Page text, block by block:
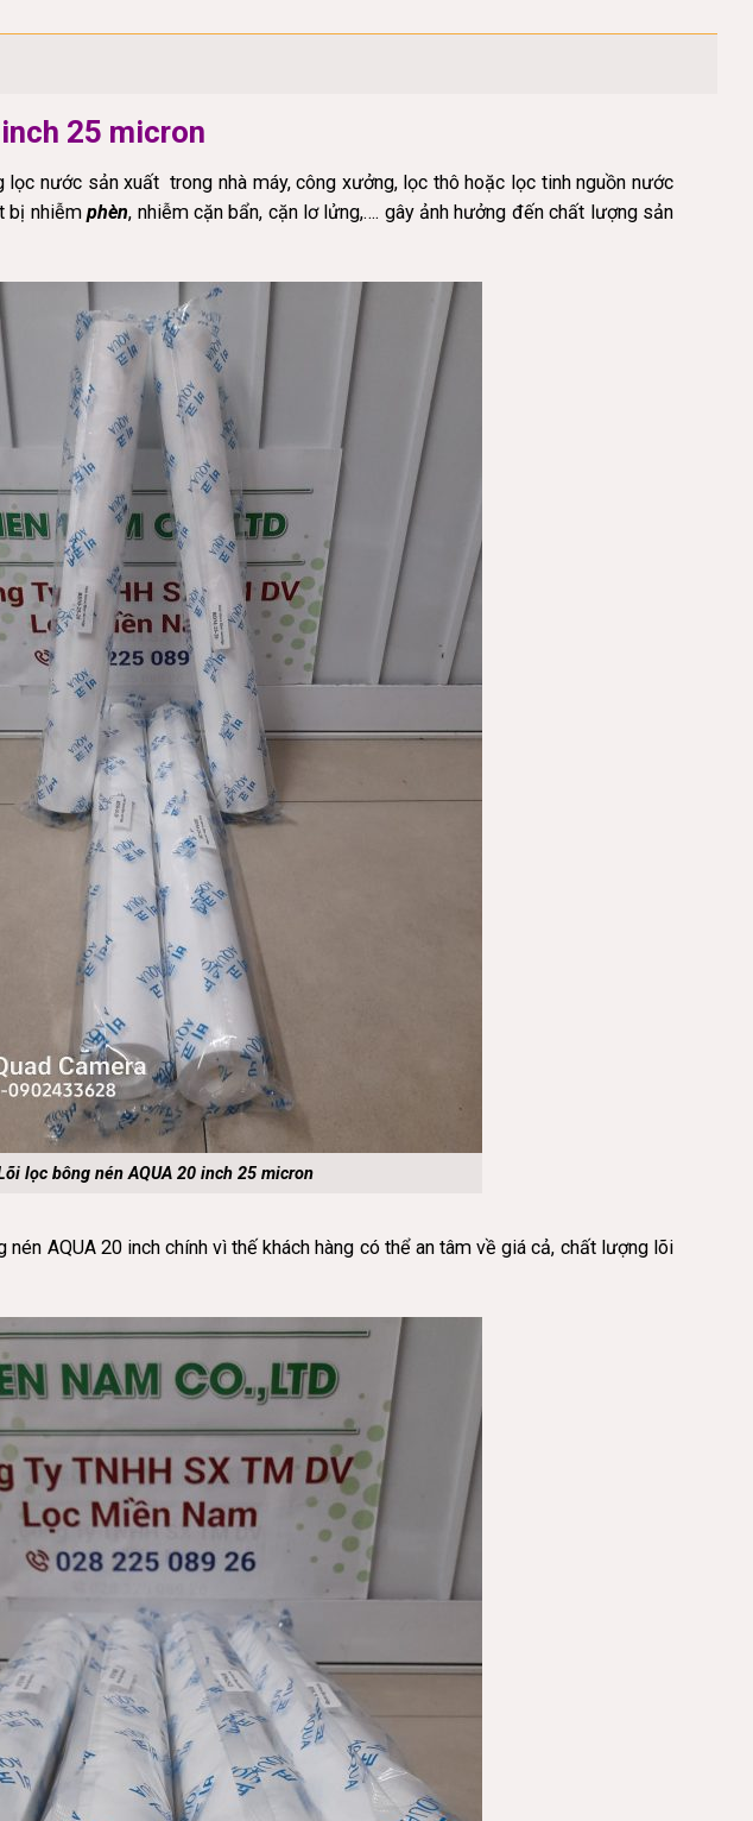
25 micron
lọc nước sản xuất trong nhà máy, công xưởng, lọc thô hoặc lọc tinh nguồn nước
bị nhiễmphèn, nhiễmcặn bẩn, cặnlơ lửng,…. gây ảnh hưởng đến chất lượng sản
lọc bông nén AQUA 20 inch 25 micron
AQUA 20 inch chính vì thế khách hàng có thể an tâm về giá cả, chất lượng lõi